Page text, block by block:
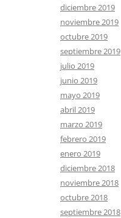
diciembre 2019
noviembre 2019
octubre 2019
septiembre 2019
julio 2019
junio 2019
mayo 2019
abril 2019
marzo 2019
febrero 2019
enero 2019
diciembre 2018
noviembre 2018
octubre 2018
septiembre 2018